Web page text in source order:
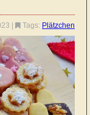
Tags: Plätzchen